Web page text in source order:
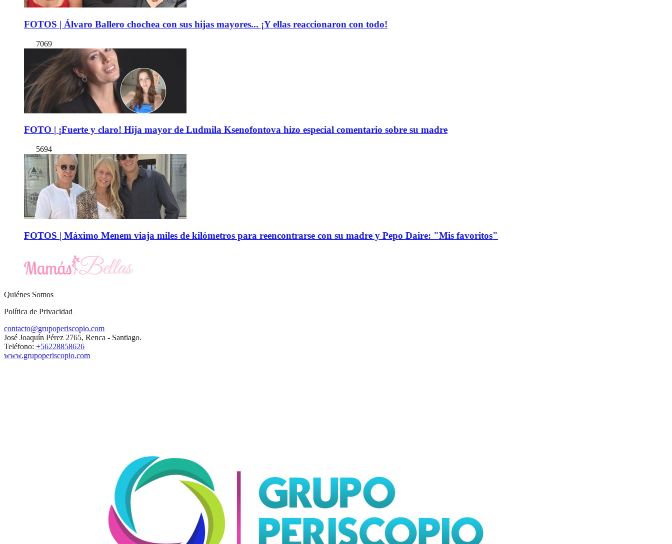
FOTOS | Álvaro Ballero chochea con sus hijas mayores... ¡Y ellas reaccionaron con todo!
7069
FOTO | ¡Fuerte y claro! Hija mayor de Ludmila Ksenofontova hizo especial comentario sobre su madre
5694
FOTOS | Máximo Menem viaja miles de kilómetros para reencontrarse con su madre y Pepo Daire: "Mis favoritos"
Quiénes Somos
Política de Privacidad
contacto@grupoperiscopio.com
José Joaquín Pérez 2765, Renca - Santiago.
Teléfono: +56228858626
www.grupoperiscopio.com